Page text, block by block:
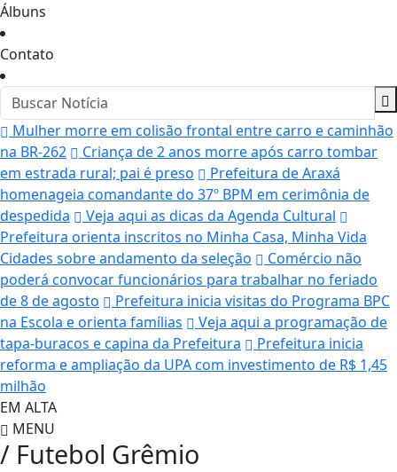
Álbuns
Contato
Mulher morre em colisão frontal entre carro e caminhão
na BR-262
Criança de 2 anos morre após carro tombar
em estrada rural; pai é preso
Prefeitura de Araxá
homenageia comandante do 37º BPM em cerimônia de
despedida
Veja aqui as dicas da Agenda Cultural
Prefeitura orienta inscritos no Minha Casa, Minha Vida
Cidades sobre andamento da seleção
Comércio não
poderá convocar funcionários para trabalhar no feriado
de 8 de agosto
Prefeitura inicia visitas do Programa BPC
na Escola e orienta famílias
Veja aqui a programação de
tapa-buracos e capina da Prefeitura
Prefeitura inicia
reforma e ampliação da UPA com investimento de R$ 1,45
milhão
EM ALTA
MENU
/ Futebol Grêmio